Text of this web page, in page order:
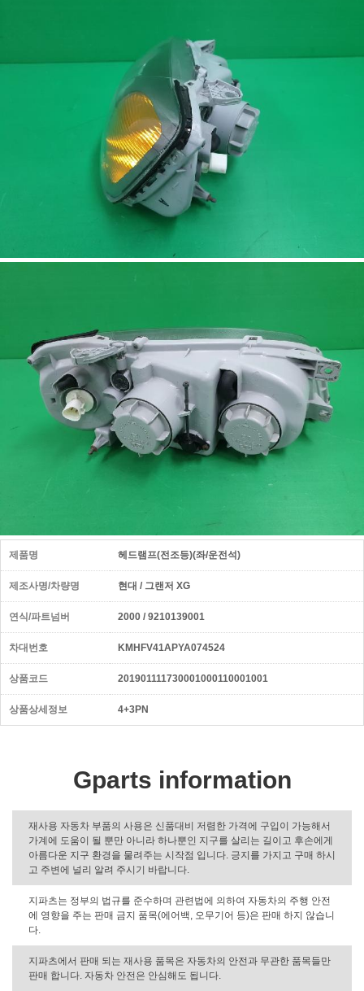
제품명 헤드램프(전조등)(좌/운전석)
제조사명/차량명 현대 / 그랜저 XG
연식/파트넘버 2000 / 9210139001
차대번호 KMHFV41APYA074524
상품코드 201901111730001000110001001
상품상세정보 4+3PN
Gparts information
재사용 자동차 부품의 사용은 신품대비 저렴한 가격에 구입이 가능해서
가계에 도움이 될 뿐만 아니라 하나뿐인 지구를 살리는 길이고 후손에게
아름다운 지구 환경을 물려주는 시작점 입니다. 긍지를 가지고 구매 하시
고 주변에 널리 알려 주시기 바랍니다.
지파츠는 정부의 법규를 준수하며 관련법에 의하여 자동차의 주행 안전
에 영향을 주는 판매 금지 품목(에어백, 오무기어 등)은 판매 하지 않습니
다.
지파츠에서 판매 되는 재사용 품목은 자동차의 안전과 무관한 품목들만
판매 합니다. 자동차 안전은 안심해도 됩니다.